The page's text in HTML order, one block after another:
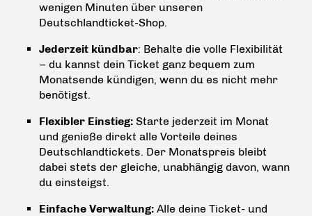
wenigen Minuten über unseren
Deutschlandticket-Shop.
Jederzeit kündbar: Behalte die volle Flexibilität
– du kannst dein Ticket ganz bequem zum
Monatsende kündigen, wenn du es nicht mehr
benötigst.
Flexibler Einstieg: Starte jederzeit im Monat
und genieße direkt alle Vorteile deines
Deutschlandtickets. Der Monatspreis bleibt
dabei stets der gleiche, unabhängig davon, wann
du einsteigst.
Einfache Verwaltung: Alle deine Ticket- und